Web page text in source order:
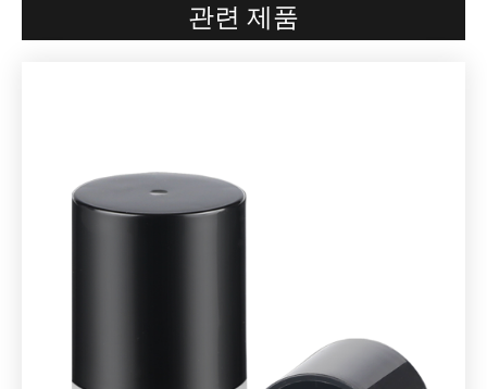
관련 제품